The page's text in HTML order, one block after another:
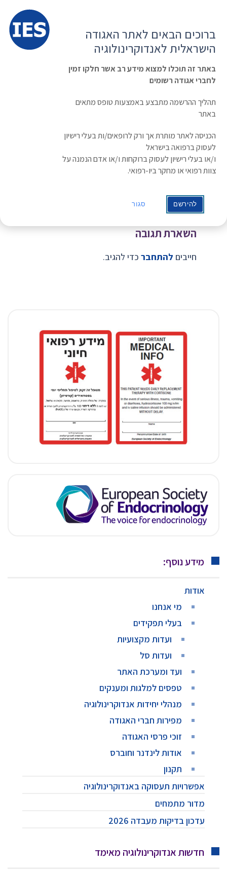
הרשמה ועדכון נתונים
כניסת חברים
ראשי »
Long-Term Use Of Bisphosphonates
Long-Term Use Of Bisphosphonates
שנת פרסום ראשונה: 2015
שנת עדכון:
מפרסם: ASBMR task force New Guidance
השארת תגובה
חייבים להתחבר כדי להגיב.
מידע נוסף:
אודות
מי אנחנו
בעלי תפקידים
ועדות מקצועיות
ועדות סל
ועד ומערכת האתר
טפסים למלגות ומענקים
מנהלי יחידות אנדוקרינולוגיה
מפירות חברי האגודה
זוכי פרסי האגודה
אודות לינדנר וחוברס
תקנון
אפשרויות תעסוקה באנדוקרינולוגיה
מדור מתמחים
עדכון בדיקות מעבדה 2026
חדשות אנדוקרינולוגיה מאימד
ברוכים הבאים לאתר האגודה
הישראלית לאנדוקרינולוגיה
באתר זה תוכלו למצוא מידע רב אשר חלקו זמין
לחברי אגודה רשומים
תהליך ההרשמה מתבצע באמצעות טופס מתאים
באתר
הכניסה לאתר מותרת אך ורק לרופאים/ות בעלי רישיון
לעסוק ברפואה בישראל
ו/או בעלי רישיון לעסוק ברוקחות ו/או אדם הנמנה על
צוות רפואי או מחקר ביו-רפואי.
להירשם סגור